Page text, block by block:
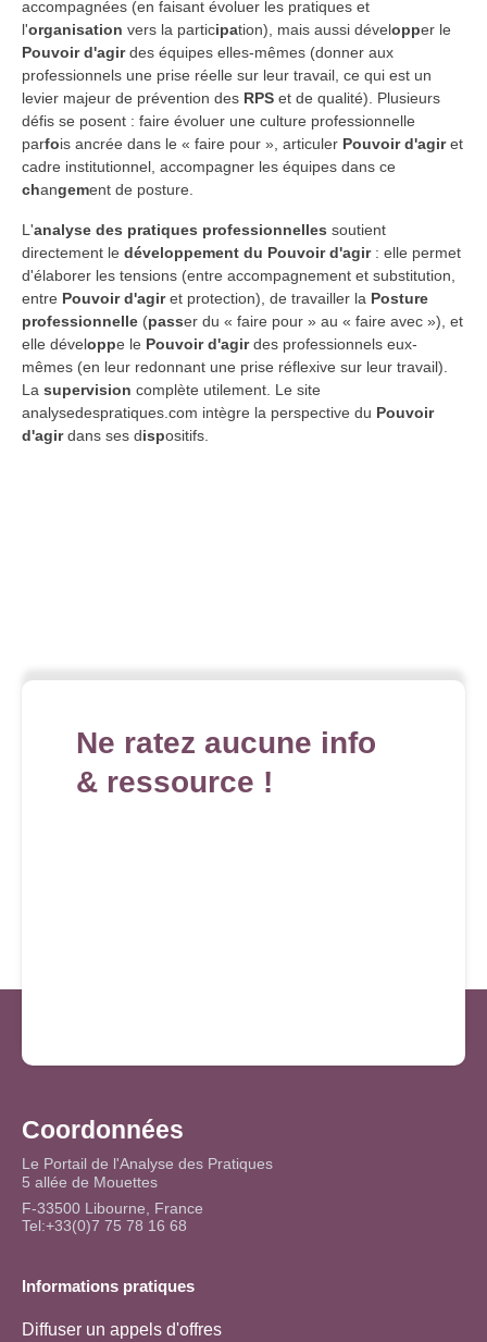
accompagnées (en faisant évoluer les pratiques et
l'organisation vers la participation), mais aussi développer le
Pouvoir d'agirdes équipes elles-mêmes (donner aux
professionnels une prise réelle sur leur travail, ce qui est un
levier majeur de prévention des RPS et de qualité). Plusieurs
défis se posent : faire évoluer une culture professionnelle
parfois ancrée dans le « faire pour », articuler Pouvoir d'agiret
cadre institutionnel, accompagner les équipes dans ce
changement de posture.
L'analyse des pratiques professionnelles soutient
directement le développement du Pouvoir d'agir: elle permet
d'élaborer les tensions (entre accompagnement et substitution,
entre Pouvoir d'agiret protection), de travailler la Posture
professionnelle (passer du « faire pour » au « faire avec »), et
elle développe le Pouvoir d'agirdes professionnels eux-
mêmes (en leur redonnant une prise réflexive sur leur travail).
La supervision complète utilement. Le site
analysedespratiques.com intègre la perspective du Pouvoir
d'agirdans ses dispositifs.
Ne ratez aucune info
& ressource !
Coordonnées
Le Portail de l'Analyse des Pratiques
5 allée de Mouettes
F-33500 Libourne, France
Tel:+33(0)7 75 78 16 68
Informations pratiques
Diffuser un appels d'offres